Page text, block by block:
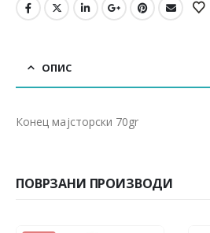
ОПИС
Конец мајсторски 70gr
ПОВРЗАНИ ПРОИЗВОДИ